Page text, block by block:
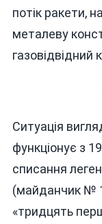
потік ракети,
металеву
газовідвідний
Ситуація
функціонує з
списання
(майданчик №
«тридцять